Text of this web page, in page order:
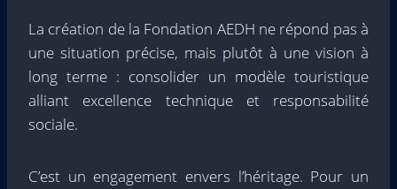
La création de la Fondation AEDH ne répond pas à
une situation précise, mais plutôt à une vision à
long terme : consolider un modèle touristique
alliant excellence technique et responsabilité
sociale.
C’est un engagement envers l’héritage. Pour un